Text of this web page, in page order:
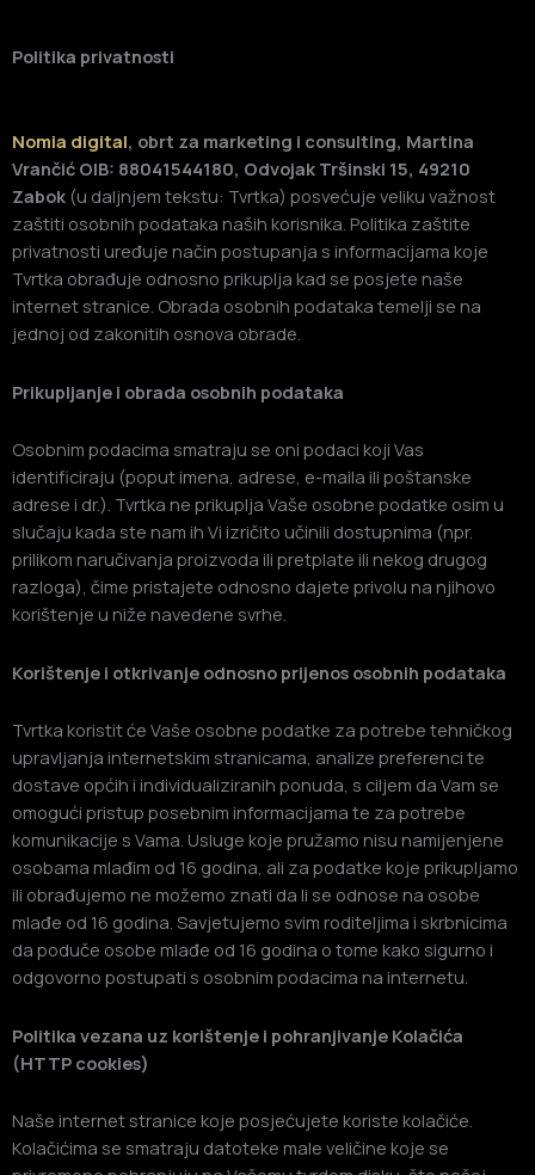
Politika privatnosti
Nomia digital, obrt za marketing i consulting, Martina
Vrančić OIB: 88041544180, Odvojak Tršinski 15, 49210
Zabok (u daljnjem tekstu: Tvrtka) posvećuje veliku važnost
zaštiti osobnih podataka naših korisnika. Politika zaštite
privatnosti uređuje način postupanja s informacijama koje
Tvrtka obrađuje odnosno prikuplja kad se posjete naše
internet stranice. Obrada osobnih podataka temelji se na
jednoj od zakonitih osnova obrade.
Prikupljanje i obrada osobnih podataka
Osobnim podacima smatraju se oni podaci koji Vas
identificiraju (poput imena, adrese, e-maila ili poštanske
adrese i dr.). Tvrtka ne prikuplja Vaše osobne podatke osim u
slučaju kada ste nam ih Vi izričito učinili dostupnima (npr.
prilikom naručivanja proizvoda ili pretplate ili nekog drugog
razloga), čime pristajete odnosno dajete privolu na njihovo
korištenje u niže navedene svrhe.
Korištenje i otkrivanje odnosno prijenos osobnih podataka
Tvrtka koristit će Vaše osobne podatke za potrebe tehničkog
upravljanja internetskim stranicama, analize preferenci te
dostave općih i individualiziranih ponuda, s ciljem da Vam se
omogući pristup posebnim informacijama te za potrebe
komunikacije s Vama. Usluge koje pružamo nisu namijenjene
osobama mlađim od 16 godina, ali za podatke koje prikupljamo
ili obrađujemo ne možemo znati da li se odnose na osobe
mlađe od 16 godina. Savjetujemo svim roditeljima i skrbnicima
da poduče osobe mlađe od 16 godina o tome kako sigurno i
odgovorno postupati s osobnim podacima na internetu.
Politika vezana uz korištenje i pohranjivanje Kolačića
(HTTP cookies)
Naše internet stranice koje posjećujete koriste kolačiće.
Kolačićima se smatraju datoteke male veličine koje se